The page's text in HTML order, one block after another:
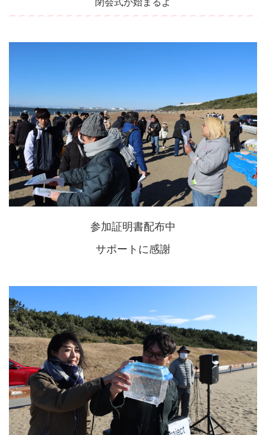
参加証明書配布中
サポートに感謝